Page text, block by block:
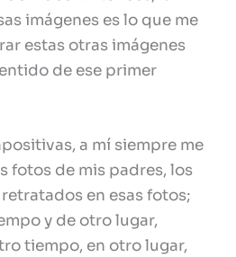
imágenes es lo que me
estas otras imágenes
de ese primer
a mí siempre me
fotos de mis padres, los
en esas fotos;
y de otro lugar,
tiempo, en otro lugar,